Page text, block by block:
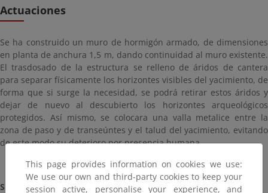
Actuaciones
Se ha construido un muro de hormigón armado, de dimensiones
en planta de anchura 1,5 m, dando continuidad al muro existente.
El trasdosado de la estructura se relleno de áridos de cantera
para separar físicamente los horizontes visibles del yacimiento, de
forma que si surge la necesidad, se podrá retirar estos áridos y
dejar de nuevo al descubierto los horizontes arqueológicos
protegidos. Así mismo, se colocara una valla metalice entre la
zona de paso y de transeúntes y el talud del yacimiento, evitando
de este modo su deterioro por presencia humana.
Situación:Terminada (2015)
This page provides information on cookies we use:
We use our own and third-party cookies to keep your
session active, personalise your experience, and